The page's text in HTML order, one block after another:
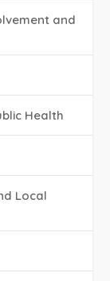
and
Health
Local